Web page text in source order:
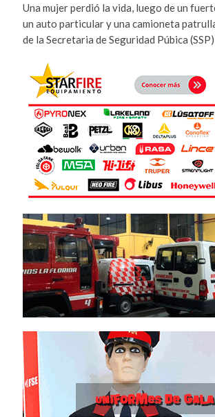
Una mujer perdió la vida, luego de un
un auto particular y una camioneta
de la Secretaria de Seguridad Púbica